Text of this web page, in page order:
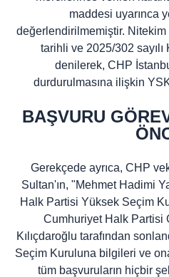
maddesi uyarınca
değerlendirilmemiştir.
tarihli ve 2025/302 sayılı
denilerek, CHP
durdurulmasına ilişkin
BAŞVURU
Gerekçede ayrıca, CHP
Sultan'ın, "Mehmet Hadimi
Halk Partisi Yüksek Seçim
Cumhuriyet Halk Partisi
Kılıçdaroğlu tarafından
Seçim Kuruluna bilgileri ve
tüm başvuruların hiçbir